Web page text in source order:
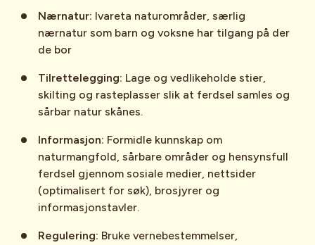
Nærnatur: Ivareta naturområder, særlig
nærnatur som barn og voksne har tilgang på der
de bor
Tilrettelegging: Lage og vedlikeholde stier,
skilting og rasteplasser slik at ferdsel samles og
sårbar natur skånes.
Informasjon: Formidle kunnskap om
naturmangfold, sårbare områder og hensynsfull
ferdsel gjennom sosiale medier, nettsider
(optimalisert for søk), brosjyrer og
informasjonstavler.
Regulering: Bruke vernebestemmelser,